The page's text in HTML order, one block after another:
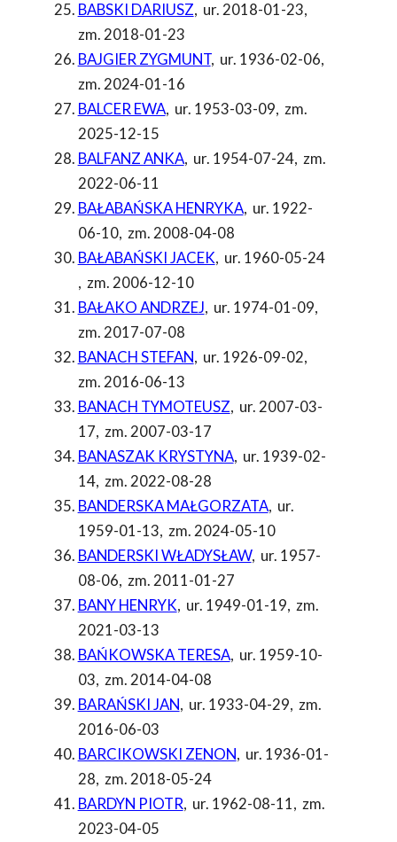
BABSKI DARIUSZ, ur. 2018-01-23,
zm. 2018-01-23
BAJGIER ZYGMUNT, ur. 1936-02-06,
zm. 2024-01-16
BALCER EWA, ur. 1953-03-09, zm.
2025-12-15
BALFANZ ANKA, ur. 1954-07-24, zm.
2022-06-11
BAŁABAŃSKA HENRYKA, ur. 1922-
06-10, zm. 2008-04-08
BAŁABAŃSKI JACEK, ur. 1960-05-24
, zm. 2006-12-10
BAŁAKO ANDRZEJ, ur. 1974-01-09,
zm. 2017-07-08
BANACH STEFAN, ur. 1926-09-02,
zm. 2016-06-13
BANACH TYMOTEUSZ, ur. 2007-03-
17, zm. 2007-03-17
BANASZAK KRYSTYNA, ur. 1939-02-
14, zm. 2022-08-28
BANDERSKA MAŁGORZATA, ur.
1959-01-13, zm. 2024-05-10
BANDERSKI WŁADYSŁAW, ur. 1957-
08-06, zm. 2011-01-27
BANY HENRYK, ur. 1949-01-19, zm.
2021-03-13
BAŃKOWSKA TERESA, ur. 1959-10-
03, zm. 2014-04-08
BARAŃSKI JAN, ur. 1933-04-29, zm.
2016-06-03
BARCIKOWSKI ZENON, ur. 1936-01-
28, zm. 2018-05-24
BARDYN PIOTR, ur. 1962-08-11, zm.
2023-04-05